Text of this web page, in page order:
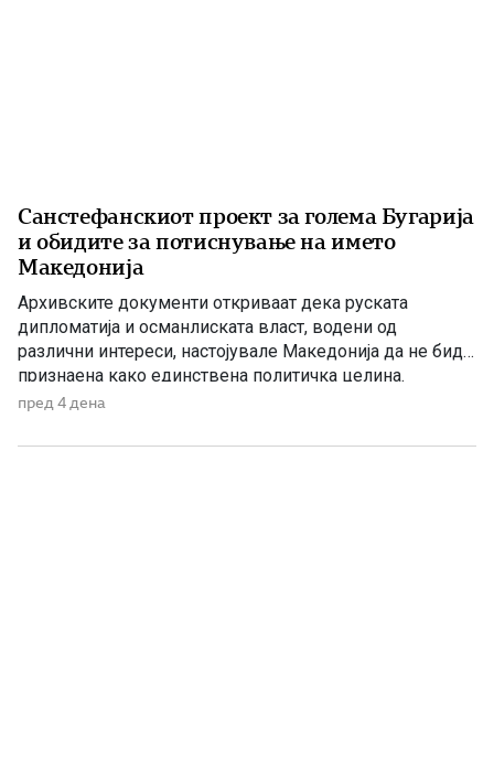
Санстефанскиот проект за голема Бугарија
и обидите за потиснување на името
Македонија
Архивските документи откриваат дека руската
дипломатија и османлиската власт, водени од
различни интереси, настојувале Македонија да не биде
признаена како единствена политичка целина.
Наместо нејзиното историско име, во службената
вилаети“. Македонија во Санстефанскиот проект По
пред 4 дена